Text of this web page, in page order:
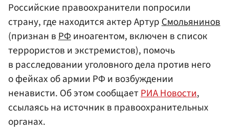
Российские правоохранители попросили
страну, где находится актер АртурСмольянинов
(признан вРФиноагентом, включен в список
террористов и экстремистов), помочь
в расследовании уголовного дела против него
о фейках об армии РФ и возбуждении
ненависти. Об этом сообщаетРИА Новости,
ссылаясь на источник в правоохранительных
органах.